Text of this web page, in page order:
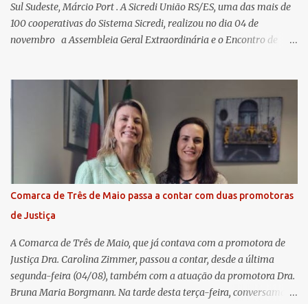
Sul Sudeste, Márcio Port . A Sicredi União RS/ES, uma das mais de
100 cooperativas do Sistema Sicredi, realizou no dia 04 de
novembro a Assembleia Geral Extraordinária e o Encontro de
futuro. O evento ocorreu presencialmente em Santa Rosa/RS com
transmissão simultânea para os coordenadores capixabas, que
estavam reunidos em Cachoeiro de Itapemirim / ES. Durante a
Assembleia Geral Extraordinária, foram debatidas e aprovadas
pautas estratégicas, como a atualização da Política de
Remuneração dos Administradores Estatutários e do regulamento
do Fundo Social, reforçando o compromisso da cooperativa com a
transparência e a governança. No Encontro de Coordenadores de
Núcleo, o presidente da Sicredi União RS/ES, Sidnei Strejevitch, fez
um balanço das principais real...
Comarca de Três de Maio passa a contar com duas promotoras
de Justiça
A Comarca de Três de Maio, que já contava com a promotora de
Justiça Dra. Carolina Zimmer, passou a contar, desde a última
segunda-feira (04/08), também com a atuação da promotora Dra.
Bruna Maria Borgmann. Na tarde desta terça-feira, conversamos